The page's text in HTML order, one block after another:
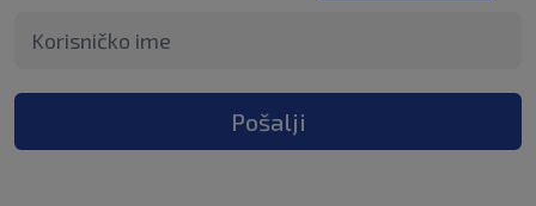
Pošalji